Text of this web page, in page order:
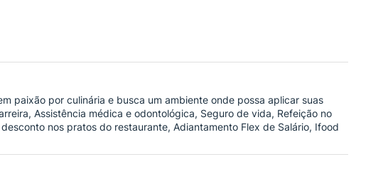
paixão por culinária e busca um ambiente onde possa aplicar suas
Assistência médica e odontológica, Seguro de vida, Refeição no
nos pratos do restaurante, Adiantamento Flex de Salário, Ifood